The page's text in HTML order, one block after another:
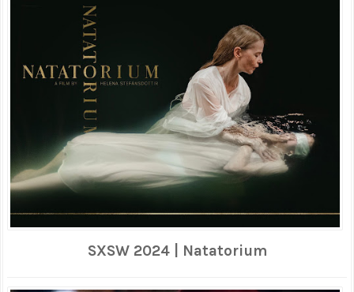
SXSW 2024 | Natatorium